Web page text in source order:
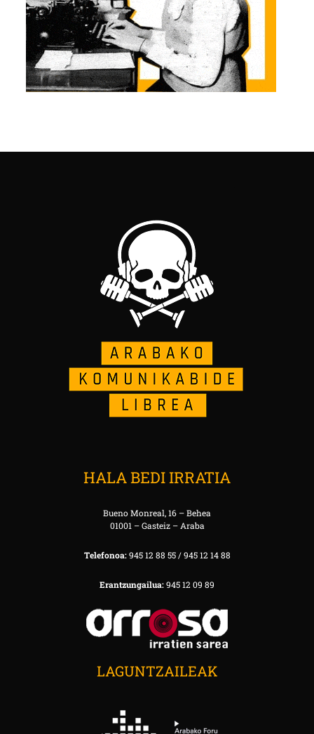
HALA BEDI IRRATIA
Bueno Monreal, 16 – Behea
01001 – Gasteiz – Araba
Telefonoa:945 12 88 55 / 945 12 14 88
Erantzungailua:945 12 09 89
LAGUNTZAILEAK